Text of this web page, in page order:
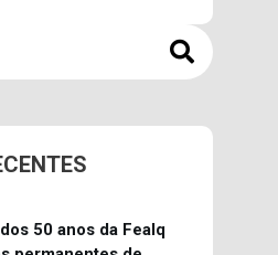
50 anos da Fealq